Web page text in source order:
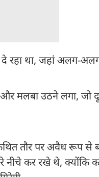
रहा था, जहां अलग-अलग
मलबा उठने लगा, जो
तौर पर अवैध रूप से
कर रखे थे, क्योंकि